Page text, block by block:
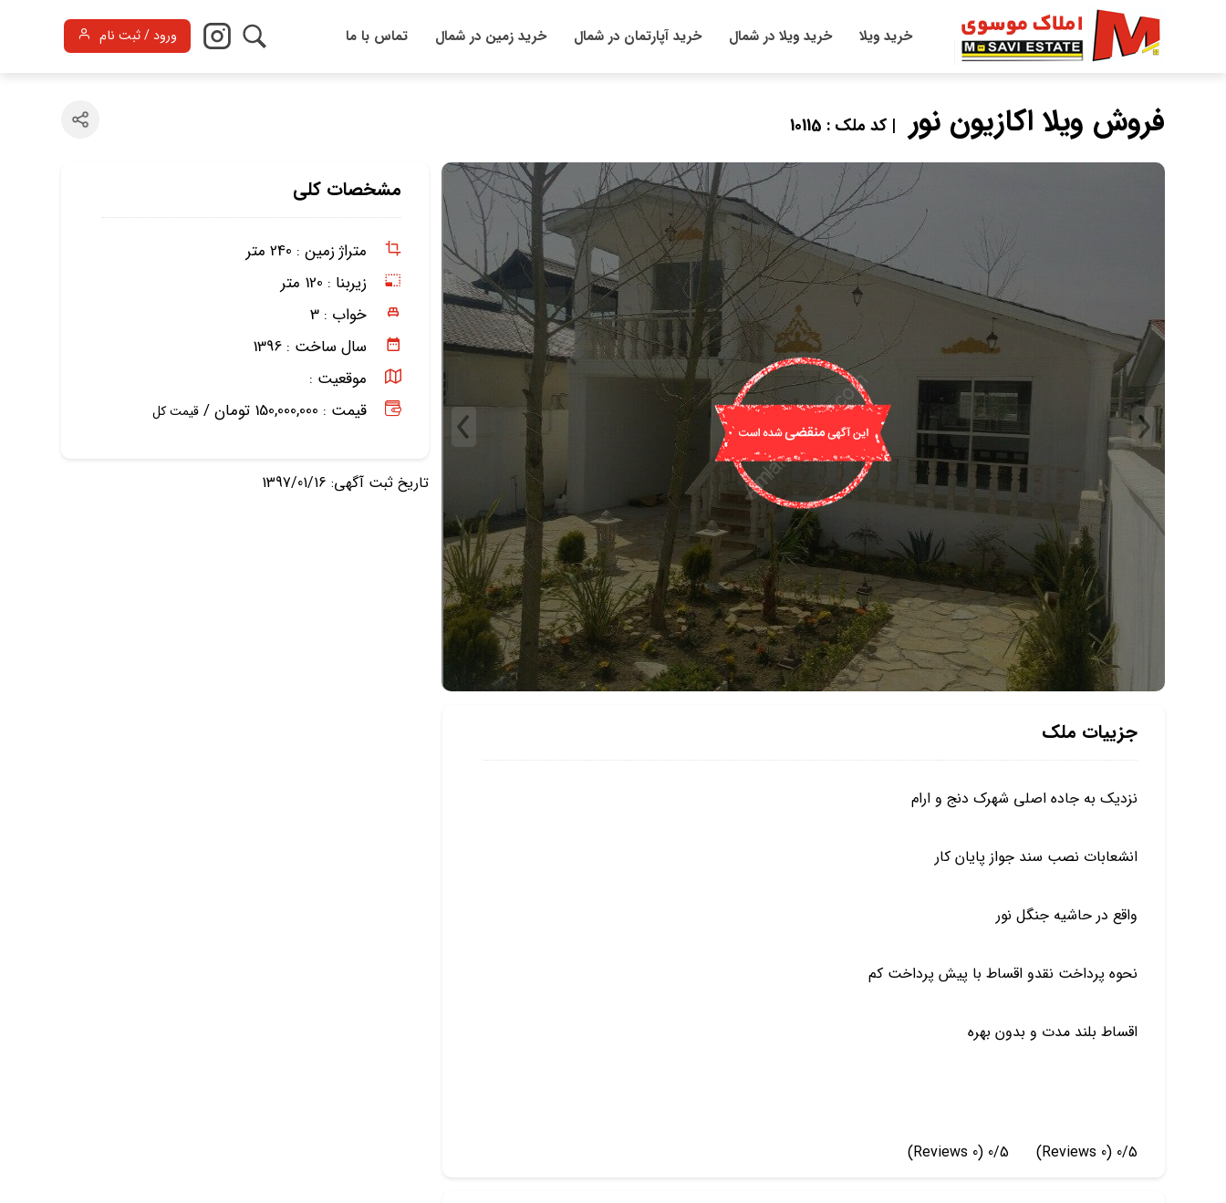
خرید ویلا خرید ویلا در شمال خرید آپارتمان در شمال خرید زمین در شمال تماس با ما ورود / ثبت نام
فروش ویلا اکازیون نور | کد ملک : 10115
مشخصات کلی
متراژ زمین : 240 متر
زیربنا : 120 متر
خواب : 3
سال ساخت : 1396
موقعیت :
قیمت : 150,000,000 تومان /
قیمت کل
تاریخ ثبت آگهی: 1397/01/16
جزییات ملک
نزدیک به جاده اصلی شهرک دنج و ارام
انشعابات نصب سند جواز پایان کار
واقع در حاشیه جنگل نور
نحوه پرداخت نقدو اقساط با پیش پرداخت کم
اقساط بلند مدت و بدون بهره
0/5
(0 Reviews)
0/5
(0 Reviews)